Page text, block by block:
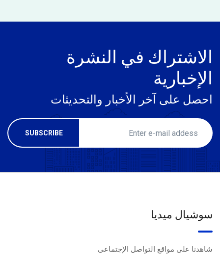
الاشتراك في النشرة
الإخبارية
احصل على آخر الأخبار والتحديثات
سوشيال ميديا
شاهدنا على مواقع التواصل الإجتماعى